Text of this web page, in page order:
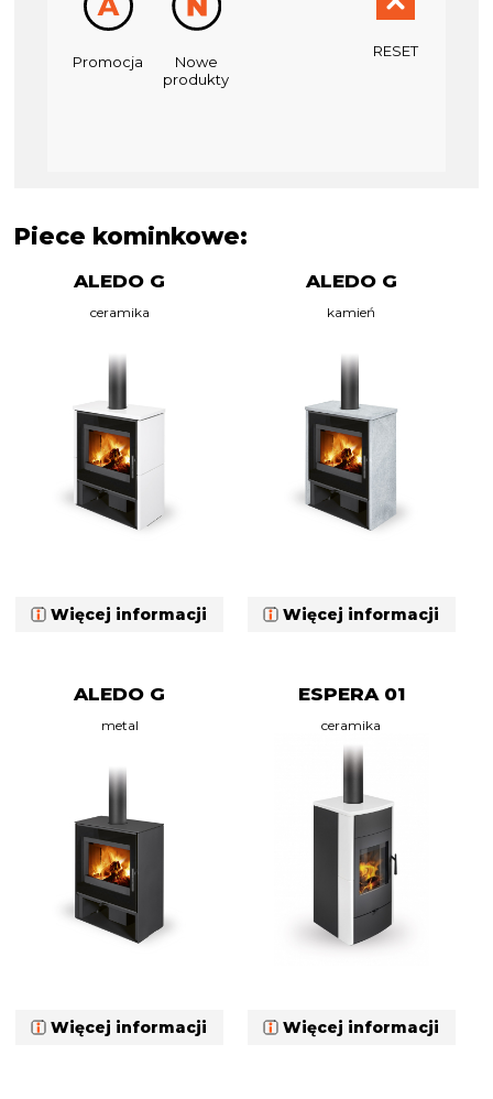
Promocja
Nowe
produkty
Piece kominkowe:
ALEDO G
ceramika
Więcej informacji
ALEDO G
kamień
Więcej informacji
ALEDO G
metal
Więcej informacji
ESPERA 01
ceramika
Więcej informacji